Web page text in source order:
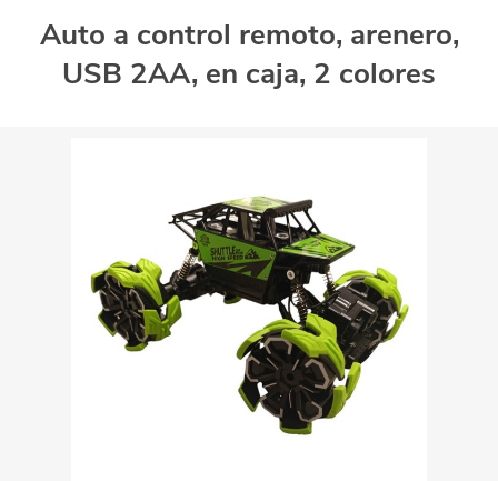
Auto a control remoto, arenero,
USB 2AA, en caja, 2 colores